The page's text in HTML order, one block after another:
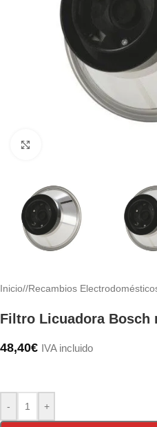
Inicio/ Recambios
Filtro Licuadora Bosch
48,40€ IVA incluido
- +